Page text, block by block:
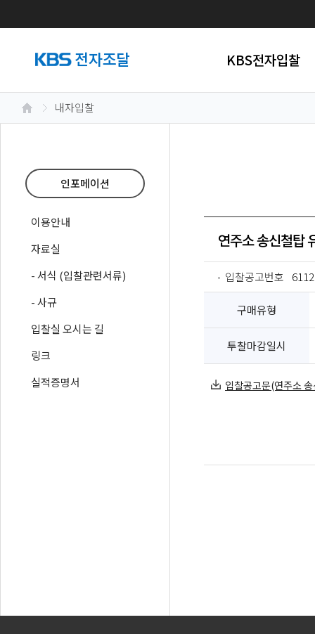
KBS전자입찰
내자입찰
인포메이션
이용안내
자료실
- 서식 (입찰관련서류)
- 사규
입찰실 오시는 길
링크
실적증명서
연주소 송신철탑
입찰공고번호
구매유형
투찰마감일시
입찰공고문(연주소